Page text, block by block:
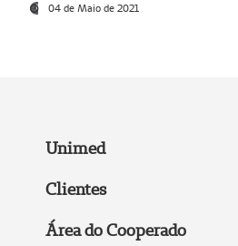
04 de Maio de 2021
Unimed
Clientes
Área do Cooperado